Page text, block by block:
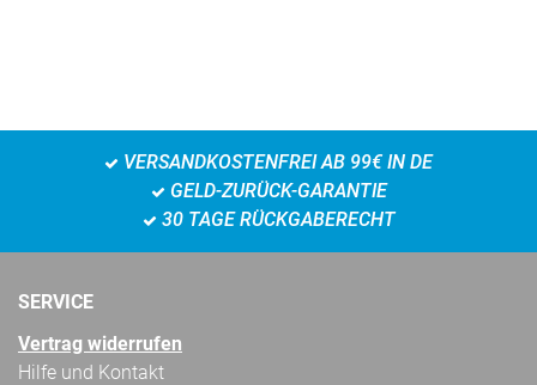
VERSANDKOSTENFREI AB 99€ IN DE
GELD-ZURÜCK-GARANTIE
30 TAGE RÜCKGABERECHT
SERVICE
Vertrag widerrufen
Hilfe und Kontakt